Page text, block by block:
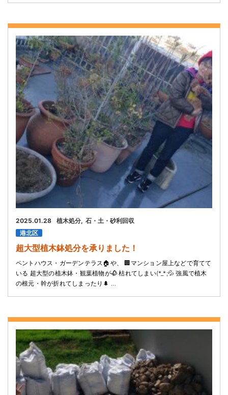
2025.01.28 植木処分 石・土・砂利回収
港北区
超大型植木鉢処分を承りました！
ペントハウス・ガーデンテラス🏠や、 🏢マンション屋上などで育てて
いる 超大型の植木鉢・観葉植物が🥀 枯れてしまい(*_*;💦 強風で植木
の根元・幹が折れてしまったり🌲 …